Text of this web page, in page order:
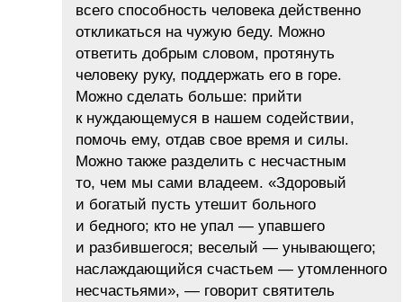
всего способность человека действенно
откликаться на чужую беду. Можно
ответить добрым словом, протянуть
человеку руку, поддержать его в горе.
Можно сделать больше: прийти
к нуждающемуся в нашем содействии,
помочь ему, отдав свое время и силы.
Можно также разделить с несчастным
то, чем мы сами владеем. «Здоровый
и богатый пусть утешит больного
и бедного; кто не упал — упавшего
и разбившегося; веселый — унывающего;
наслаждающийся счастьем — утомленного
несчастьями», — говорит святитель